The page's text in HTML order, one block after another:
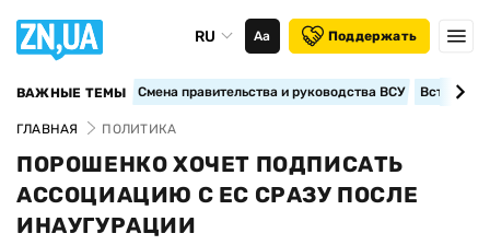
RU Аа Поддержать
ВАЖНЫЕ ТЕМЫ Смена правительства и руководства ВСУ
ГЛАВНАЯ ПОЛИТИКА
ПОРОШЕНКО ХОЧЕТ ПОДПИСАТЬ
АССОЦИАЦИЮ С ЕС СРАЗУ ПОСЛЕ
ИНАУГУРАЦИИ